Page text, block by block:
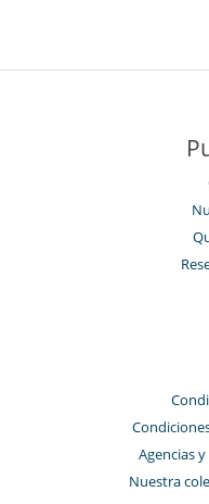
Agencias
Nuestra